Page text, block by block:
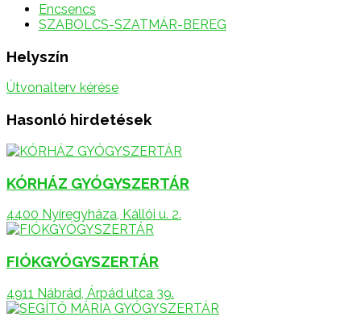
Encsencs
SZABOLCS-SZATMÁR-BEREG
Helyszín
Útvonalterv kérése
Hasonló hirdetések
KÓRHÁZ GYÓGYSZERTÁR
4400 Nyíregyháza, Kállói u. 2.
FIÓKGYÓGYSZERTÁR
4911 Nábrád, Árpád utca 39.